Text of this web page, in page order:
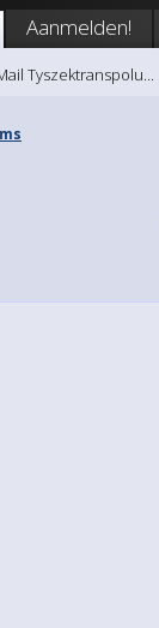
Aanmelden!
Tyszektranspolu...